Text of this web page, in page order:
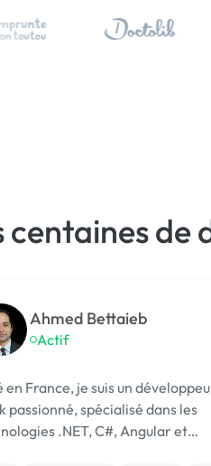
centaines de
Ahmed Bettaieb
Actif
en France, je suis un
passionné, spécialisé dans les
.NET, C#, Angular et